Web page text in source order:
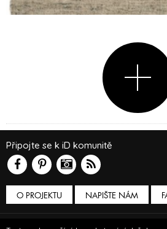
O PROJEKTU NAPIŠTE NÁM
Připojte se k iD komunitě
Podmínky používání